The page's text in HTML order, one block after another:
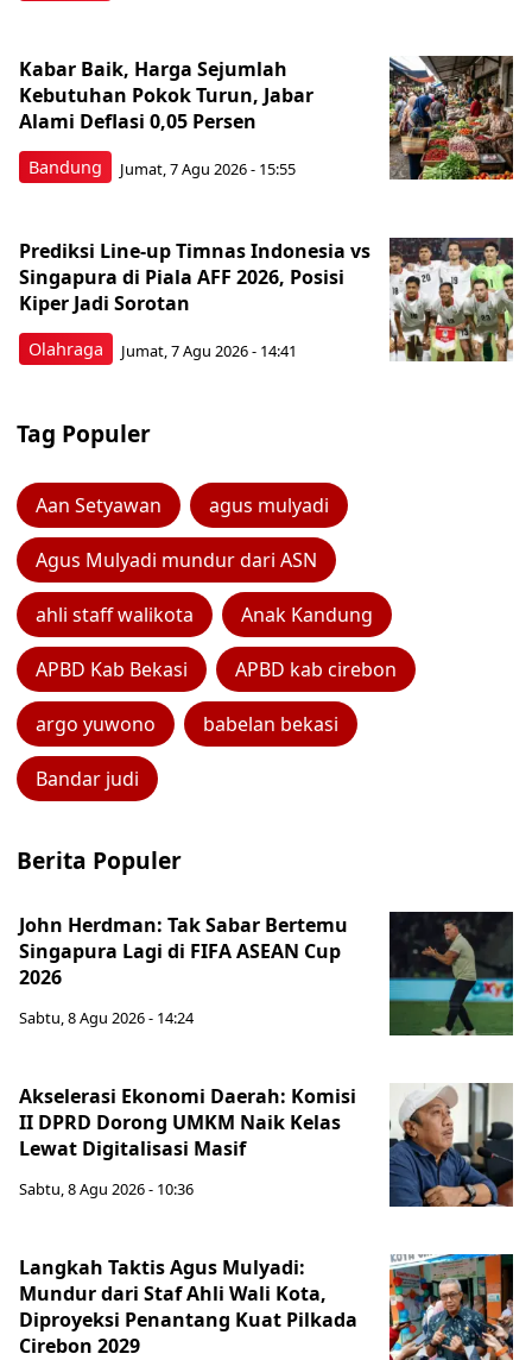
Bandung
Kabar Baik, Harga Sejumlah
Kebutuhan Pokok Turun, Jabar
Alami Deflasi 0,05 Persen
Jumat, 7 Agu 2026 - 15:55
Olahraga
Prediksi Line-up Timnas Indonesia vs
Singapura di Piala AFF 2026, Posisi
Kiper Jadi Sorotan
Jumat, 7 Agu 2026 - 14:41
Tag Populer
Aan Setyawan agus mulyadi
Agus Mulyadi mundur dari ASN
ahli staff walikota Anak Kandung
APBD Kab Bekasi APBD kab cirebon
argo yuwono babelan bekasi
Bandar judi
Berita Populer
John Herdman: Tak Sabar Bertemu
Singapura Lagi di FIFA ASEAN Cup
2026
Sabtu, 8 Agu 2026 - 14:24
Akselerasi Ekonomi Daerah: Komisi
II DPRD Dorong UMKM Naik Kelas
Lewat Digitalisasi Masif
Sabtu, 8 Agu 2026 - 10:36
Langkah Taktis Agus Mulyadi:
Mundur dari Staf Ahli Wali Kota,
Diproyeksi Penantang Kuat Pilkada
Cirebon 2029